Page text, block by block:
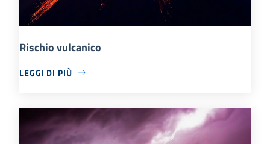
Rischio vulcanico
LEGGI DI PIÙ